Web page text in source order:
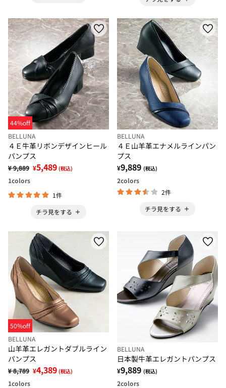
44%off
BELLUNA
４Ｅ牛革リボンデザインヒール
パンプス
¥ 9,889 ¥5,489 (税込)
1colors
1件
チラ見をする
BELLUNA
４Ｅ山羊革エナメルラインパン
プス
¥9,889 (税込)
2colors
2件
チラ見をする
50%off
BELLUNA
山羊革エレガントダブルライン
パンプス
¥ 8,789 ¥4,389 (税込)
1colors
BELLUNA
日本製牛革エレガントパンプス
¥9,889 (税込)
2colors